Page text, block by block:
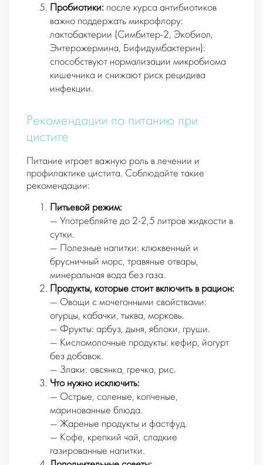
Пробиотики: после курса антибиотиков
важно поддержать микрофлору:
лактобактерии (Симбитер-2, Экобиол,
Энтерожермина, Бифидумбактерин):
способствуют нормализации микробиома
кишечника и снижают риск рецидива
инфекции.
Рекомендации по питанию при
цистите
Питание играет важную роль в лечении и
профилактике цистита. Соблюдайте такие
рекомендации:
Питьевой режим:
— Употребляйте до 2-2,5 литров жидкости в
сутки.
— Полезные напитки: клюквенный и
брусничный морс, травяные отвары,
минеральная вода без газа.
Продукты, которые стоит включить в рацион:
— Овощи с мочегонными свойствами:
огурцы, кабачки, тыква, морковь.
— Фрукты: арбуз, дыня, яблоки, груши.
— Кисломолочные продукты: кефир, йогурт
без добавок.
— Злаки: овсянка, гречка, рис.
Что нужно исключить:
— Острые, соленые, копченые,
маринованные блюда.
— Жареные продукты и фастфуд.
— Кофе, крепкий чай, сладкие
газированные напитки.